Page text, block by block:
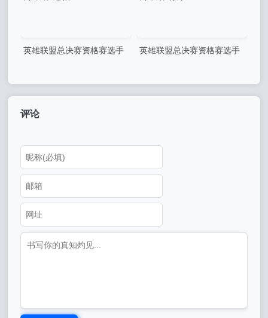
英雄联盟总决赛资格赛选手
英雄联盟总决赛资格赛选手
评论